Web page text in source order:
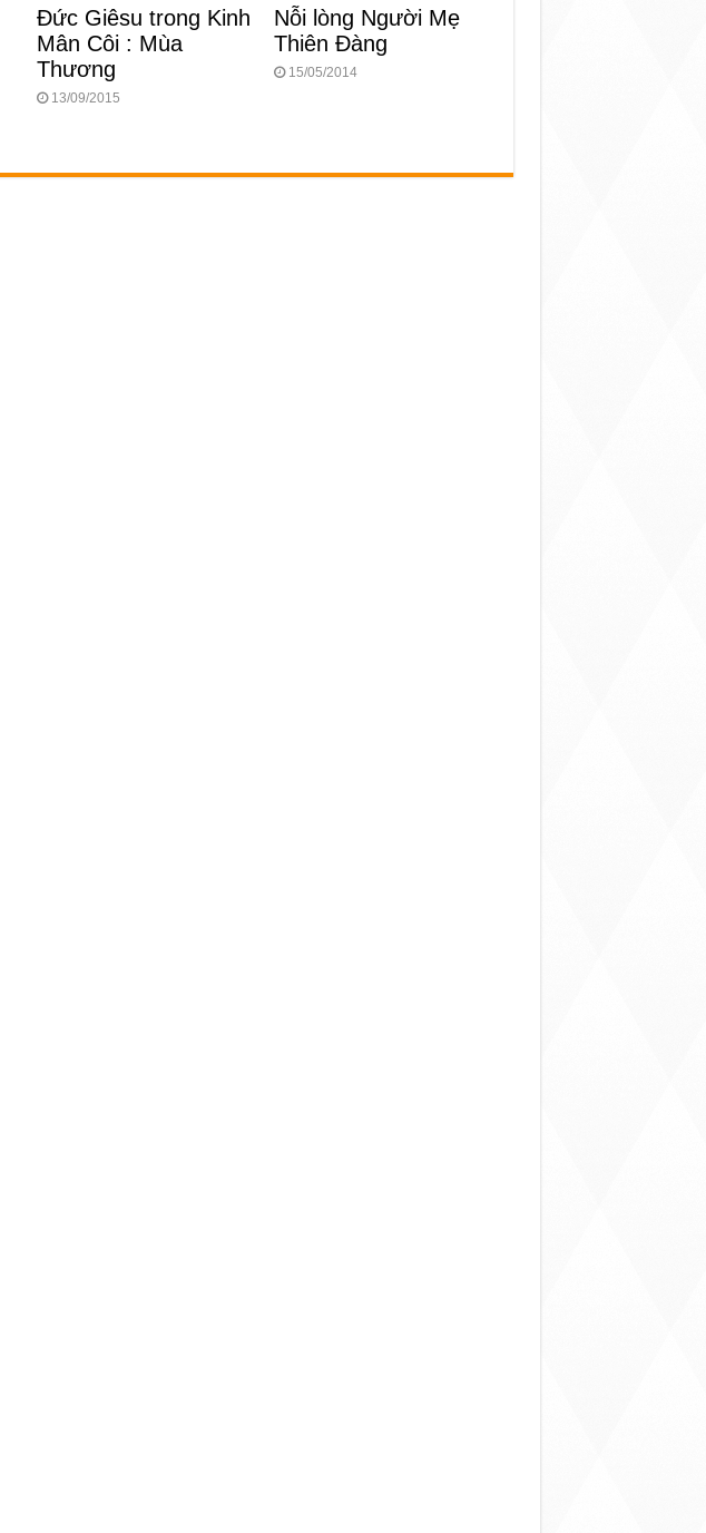
Đức Giêsu trong Kinh
Mân Côi : Mùa
Thương
13/09/2015
Nỗi lòng Người Mẹ
Thiên Đàng
15/05/2014